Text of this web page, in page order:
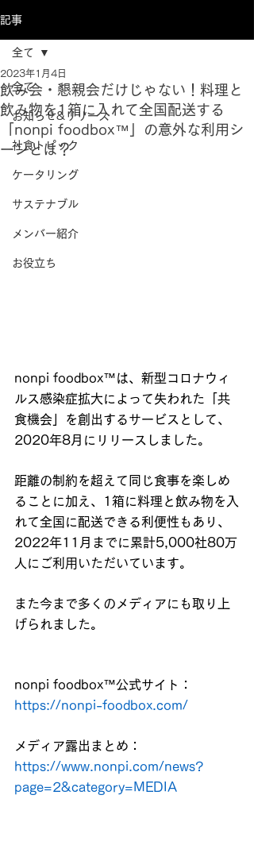
記事
全て
お知らせ&リリース
社食トピック
ケータリング
サステナブル
メンバー紹介
お役立ち
全て
飲み会・懇親会だけじゃない！料理と
飲み物を1箱に入れて全国配送する
「nonpi foodbox™」の意外な利用シ
ーンとは？
2023年1月4日
nonpi foodbox™は、新型コロナウィ
ルス感染症拡大によって失われた「共
食機会」を創出するサービスとして、
2020年8月にリリースしました。
距離の制約を超えて同じ食事を楽しめ
ることに加え、1箱に料理と飲み物を入
れて全国に配送できる利便性もあり、
2022年11月までに累計5,000社80万
人にご利用いただいています。
また今まで多くのメディアにも取り上
げられました。
nonpi foodbox™公式サイト：
https://nonpi-foodbox.com/
メディア露出まとめ：
https://www.nonpi.com/news?
page=2&category=MEDIA